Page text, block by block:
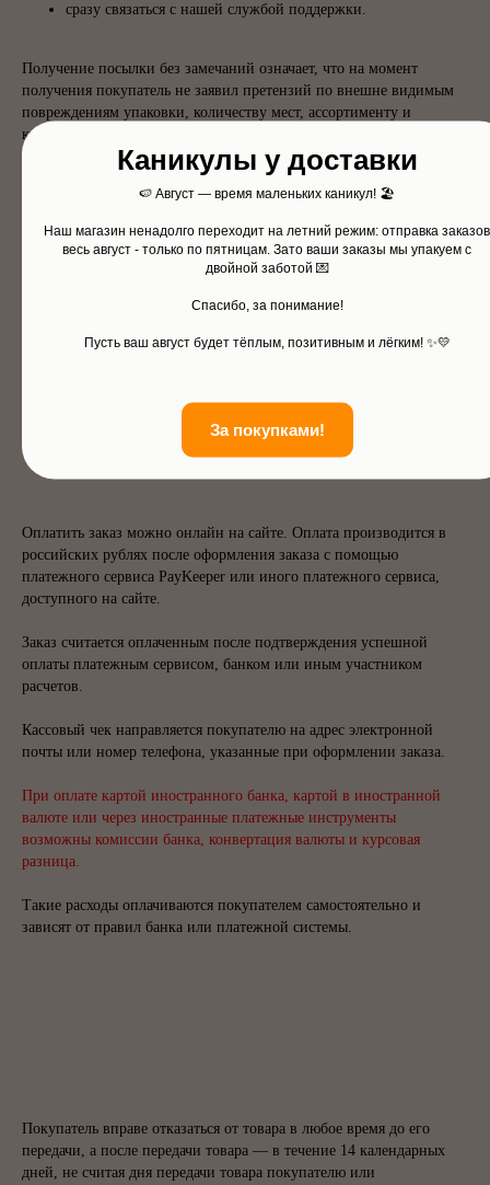
сразу связаться с нашей службой поддержки.
Получение посылки без замечаний означает, что на момент
получения покупатель не заявил претензий по внешне видимым
повреждениям упаковки, количеству мест, ассортименту и
комплектности.
Это не лишает покупателя права обратиться в магазин по скрытым
недостаткам, производственному браку или иным недостаткам,
которые невозможно было обнаружить при обычной проверке
посылки при получении.
деятельность которой признана экстремистской и запрещена на
Оплатить заказ можно онлайн на сайте. Оплата производится в
российских рублях после оформления заказа с помощью
платежного сервиса PayKeeper или иного платежного сервиса,
доступного на сайте.
Заказ считается оплаченным после подтверждения успешной
оплаты платежным сервисом, банком или иным участником
расчетов.
Кассовый чек направляется покупателю на адрес электронной
почты или номер телефона, указанные при оформлении заказа.
При оплате картой иностранного банка, картой в иностранной
валюте или через иностранные платежные инструменты
возможны комиссии банка, конвертация валюты и курсовая
разница.
Такие расходы оплачиваются покупателем самостоятельно и
зависят от правил банка или платежной системы.
Покупатель вправе отказаться от товара в любое время до его
передачи, а после передачи товара — в течение 14 календарных
дней, не считая дня передачи товара покупателю или
Каникулы у доставки
🍉 Август — время маленьких каникул! 🏖️
Наш магазин ненадолго переходит на летний режим: отправка заказов
весь август - только по пятницам. Зато ваши заказы мы упакуем с
двойной заботой 💌
Спасибо, за понимание!
Пусть ваш август будет тёплым, позитивным и лёгким! ✨💛
За покупками!